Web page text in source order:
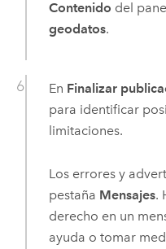
Contenido del panel
geodatos.
En Finalizar
para identificar
limitaciones.
Los errores y
pestaña Mensajes.
derecho en un
ayuda o tomar